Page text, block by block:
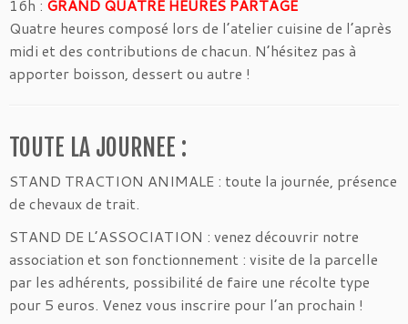
16h : GRAND QUATRE HEURES PARTAGE
Quatre heures composé lors de l’atelier cuisine de l’après
midi et des contributions de chacun. N’hésitez pas à
apporter boisson, dessert ou autre !
TOUTE LA JOURNEE :
STAND TRACTION ANIMALE : toute la journée, présence
de chevaux de trait.
STAND DE L’ASSOCIATION : venez découvrir notre
association et son fonctionnement : visite de la parcelle
par les adhérents, possibilité de faire une récolte type
pour 5 euros. Venez vous inscrire pour l’an prochain !